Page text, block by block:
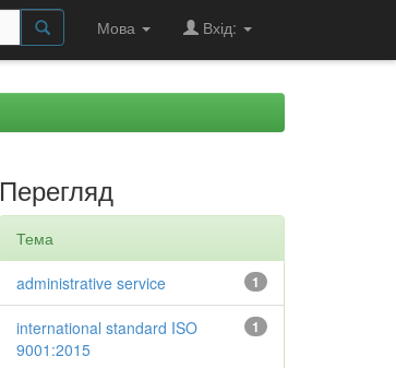
Мова Вхід:
Перегляд
Тема
1
administrative service
1
international standard ISO
9001:2015